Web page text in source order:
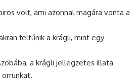
volt, ami azonnal magára vonta a
feltűnik a krágli, mint egy
a krágli jellegzetes illata